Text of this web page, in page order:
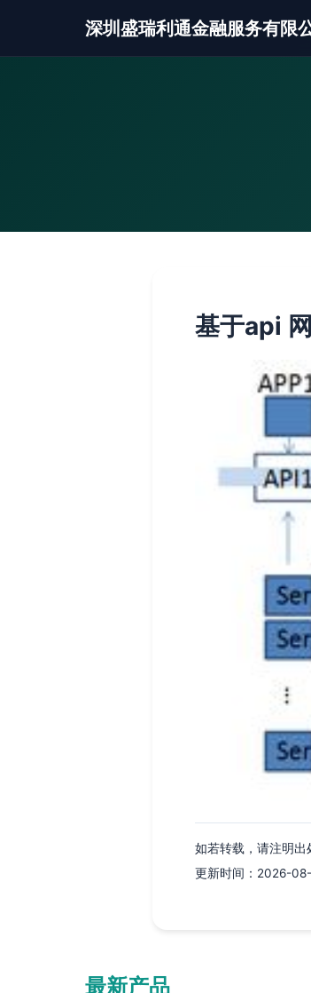
深圳盛瑞利通金融服务有限
基于api
如若转载，请注明
更新时间：2026-
最新产品